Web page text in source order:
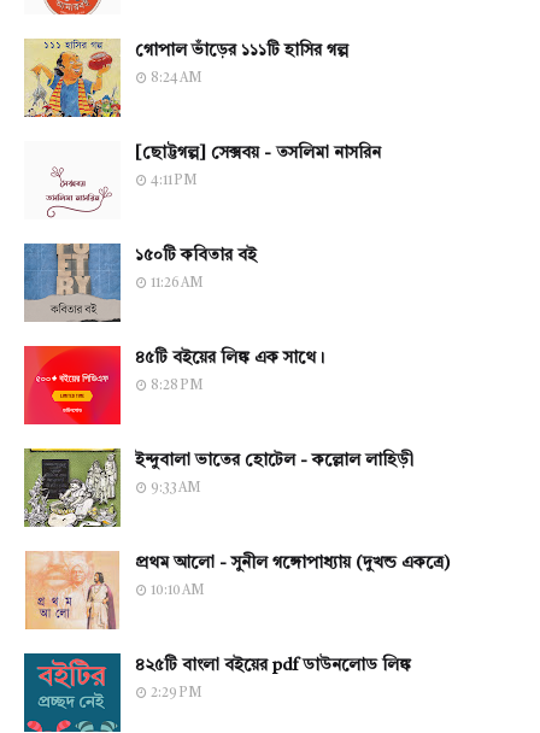
গোপাল ভাঁড়ের ১১১টি হাসির গল্প
8:24 AM
[ছোট্টগল্প] সেক্সবয় - তসলিমা নাসরিন
4:11 PM
১৫০টি কবিতার বই
11:26 AM
৪৫টি বইয়ের লিঙ্ক এক সাথে।
8:28 PM
ইন্দুবালা ভাতের হোটেল - কল্লোল লাহিড়ী
9:33 AM
প্রথম আলো - সুনীল গঙ্গোপাধ্যায় (দুখন্ড একত্রে)
10:10 AM
৪২৫টি বাংলা বইয়ের pdf ডাউনলোড লিঙ্ক
2:29 PM